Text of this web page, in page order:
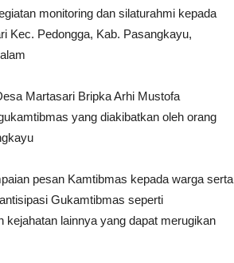
monitoring dan silaturahmi kepada
Kec. Pedongga, Kab. Pasangkayu,
Martasari Bripka Arhi Mustofa
yang diakibatkan oleh orang
pesan Kamtibmas kepada warga serta
Gukamtibmas seperti
lainnya yang dapat merugikan